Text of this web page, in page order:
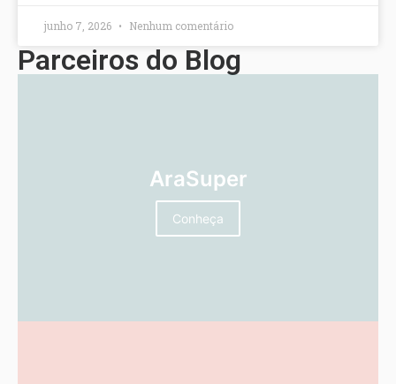
junho 7, 2026 Nenhum comentário
Parceiros do Blog
AraSuper
Conheça